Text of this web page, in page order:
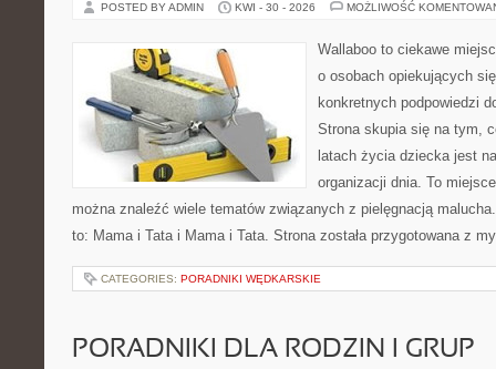
POSTED BY ADMIN KWI - 30 - 2026 MOŻLIWOŚĆ
Wallaboo to ciekawe
o osobach opiekujących
konkretnych podpowiedzi
Strona skupia się na tym,
latach życia dziecka jest
organizacji dnia. To
można znaleźć wiele tematów związanych z pielęgnacją
to: Mama i Tata i Mama i Tata. Strona została przygotowana z
CATEGORIES: PORADNIKI WĘDKARSKIE
PORADNIKI DLA RODZIN I GRUP